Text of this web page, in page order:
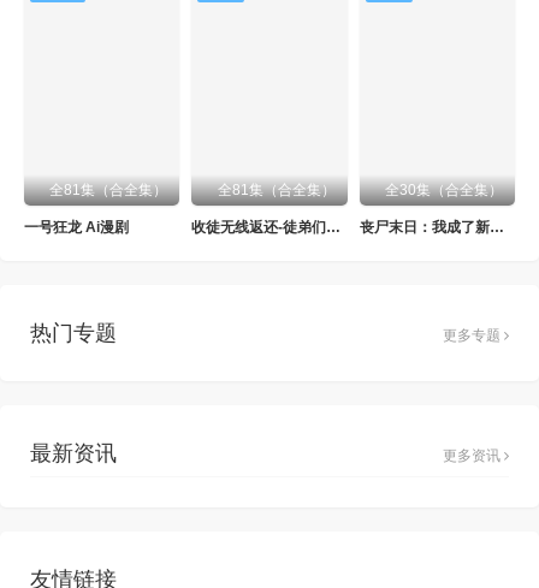
全81集（合全集）
一号狂龙 Ai漫剧
全81集（合全集）
收徒无线返还-徒弟们矜持一点 Ai漫剧
全30集（合全集）
丧尸末日：我成了新世界的救世主 Ai漫剧
热门专题 更多专题
最新资讯 更多资讯
友情链接